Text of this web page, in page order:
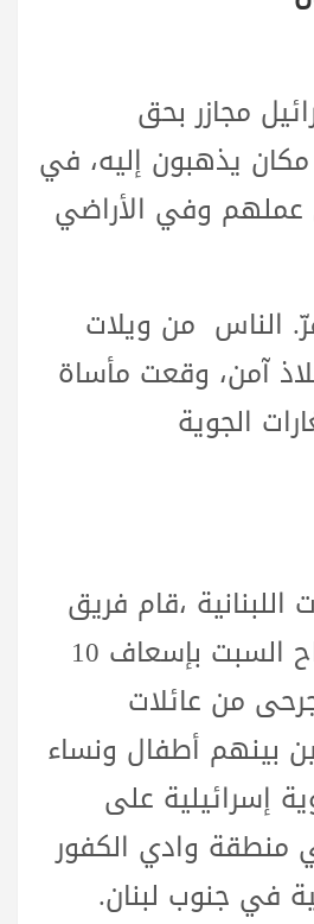
مجازر بحق
مكان يذهبون إليه، في
عملهم وفي الأراضي
الناس من ويلات
آمن، وقعت مأساة
الجوية
،قام فريق
السبت بإسعاف 10
من عائلات
بينهم أطفال ونساء
إسرائيلية على
منطقة وادي الكفور
في جنوب لبنان.